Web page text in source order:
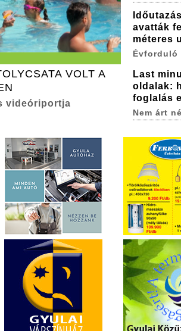
VOLT A
videóriportja
avatták
méteres
Évforduló
Last
oldalak:
foglalás
Nem árt